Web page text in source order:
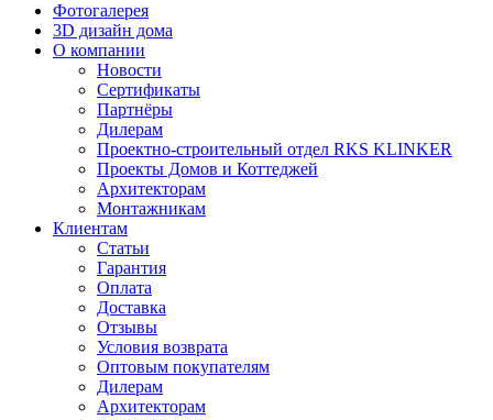
Фотогалерея
3D дизайн дома
О компании
Новости
Сертификаты
Партнёры
Дилерам
Проектно-строительный отдел RKS KLINKER
Проекты Домов и Коттеджей
Архитекторам
Монтажникам
Клиентам
Статьи
Гарантия
Оплата
Доставка
Отзывы
Условия возврата
Оптовым покупателям
Дилерам
Архитекторам